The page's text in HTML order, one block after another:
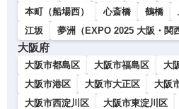
本町（船場西）
心斎橋 鶴橋
江坂
夢洲（EXPO 2025 大阪・関
大阪府
大阪市都島区 大阪市福島区 大
大阪市港区
大阪市大正区 大阪
大阪市西淀川区
大阪市東淀川区